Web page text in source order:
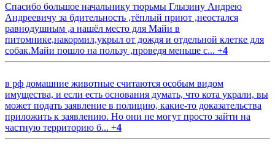
Спасибо большое начальнику тюрьмы Глызину Андрею
Андреевичу за бдительность ,тёплый приют ,неостался
равнодушным ,а нашёл место для Майи в
питомнике,накормил,укрыл от дождя и отдельной клетке для
собак.Майи пошло на пользу ,проведя меньше с... +4
в рф домашние животные считаются особым видом
имущества, и если есть основания думать, что кота украли, вы
может подать заявление в полицию, какие-то доказательства
приложить к заявлению. Но они не могут просто зайти на
частную территорию б... +4